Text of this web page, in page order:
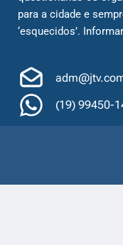
para a cidade e
‘esquecidos’.
(19) 99450-